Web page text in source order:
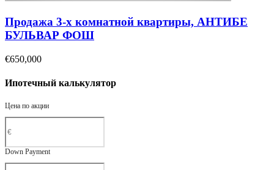
Продажа 3-х комнатной квартиры, АНТИБЕ
БУЛЬВАР ФОШ
€650,000
Ипотечный калькулятор
Цена по акции
Down Payment